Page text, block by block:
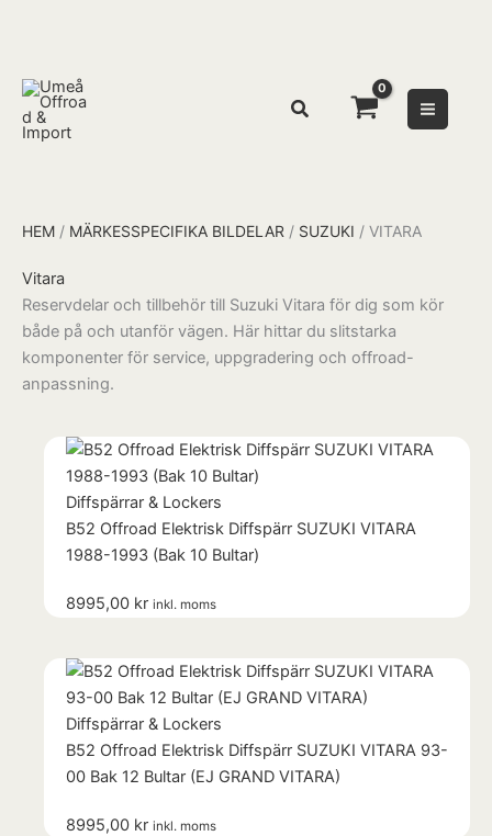
Sök
HEM / MÄRKESSPECIFIKA BILDELAR / SUZUKI / VITARA
Vitara
Reservdelar och tillbehör till Suzuki Vitara för dig som kör
både på och utanför vägen. Här hittar du slitstarka
komponenter för service, uppgradering och offroad-
anpassning.
Diffspärrar & Lockers
B52 Offroad Elektrisk Diffspärr SUZUKI VITARA
1988-1993 (Bak 10 Bultar)
8995,00 kr inkl. moms
Diffspärrar & Lockers
B52 Offroad Elektrisk Diffspärr SUZUKI VITARA 93-
00 Bak 12 Bultar (EJ GRAND VITARA)
8995,00 kr inkl. moms